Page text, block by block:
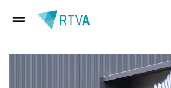
drag_handle